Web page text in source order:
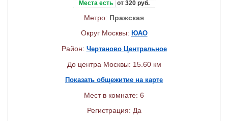
Места есть от 320 руб.
Метро: Пражская
Округ Москвы: ЮАО
Район: Чертаново Центральное
До центра Москвы: 15.60 км
Показать общежитие на карте
Мест в комнате: 6
Регистрация: Да